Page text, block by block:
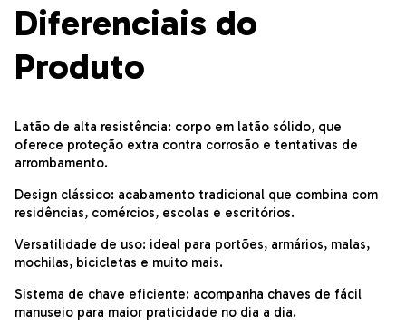
Diferenciais do
Produto
Latão de alta resistência: corpo em latão sólido, que
oferece proteção extra contra corrosão e tentativas de
arrombamento.
Design clássico: acabamento tradicional que combina com
residências, comércios, escolas e escritórios.
Versatilidade de uso: ideal para portões, armários, malas,
mochilas, bicicletas e muito mais.
Sistema de chave eficiente: acompanha chaves de fácil
manuseio para maior praticidade no dia a dia.